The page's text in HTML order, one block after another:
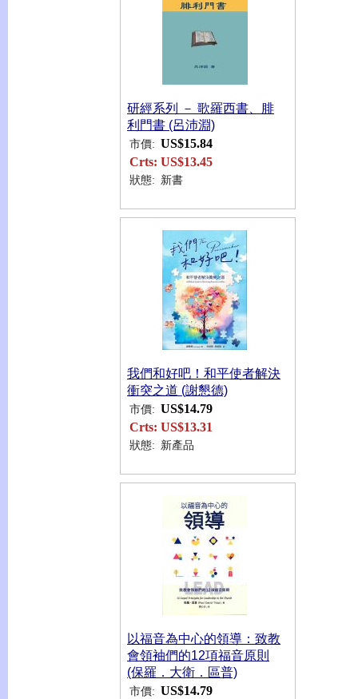
研經系列 － 歌羅西書、腓
利門書 (呂沛淵)
市價: US$15.84
Crts: US$13.45
狀態: 新書
我們和好吧！和平使者解決
衝突之道 (謝懇德)
市價: US$14.79
Crts: US$13.31
狀態: 新產品
以福音為中心的領導：致教
會領袖們的12項福音原則
(保羅．大衛．區普)
市價: US$14.79